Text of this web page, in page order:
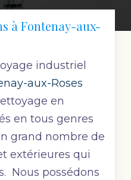
à Fontenay-aux-
industriel
aux-Roses
en
en tous genres
grand nombre de
extérieures qui
Nous possédons